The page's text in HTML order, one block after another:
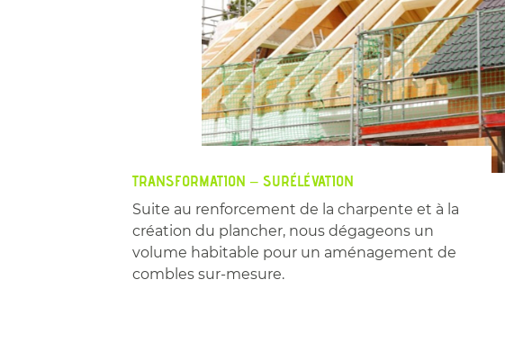
TRANSFORMATION – SURÉLÉVATION
Suite au renforcement de la charpente et à la
création du plancher, nous dégageons un
volume habitable pour un aménagement de
combles sur-mesure.